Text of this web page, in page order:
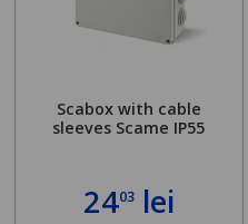
Scabox with cable
sleeves Scame IP55
2403lei